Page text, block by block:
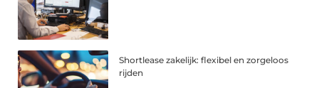
Shortlease zakelijk: flexibel en zorgeloos
rijden